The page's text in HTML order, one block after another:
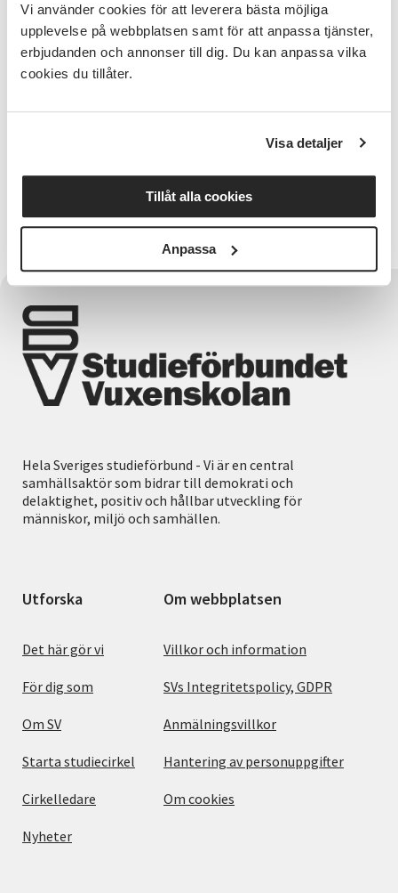
Vi använder cookies för att leverera bästa möjliga
upplevelse på webbplatsen samt för att anpassa tjänster,
erbjudanden och annonser till dig. Du kan anpassa vilka
cookies du tillåter.
Visa detaljer
Tillåt alla cookies
Anpassa
Kenny Lundström
Läs mer om Kenny
Relaterade länkar
Mer info och anmälan finner ni här
Hela Sveriges studieförbund - Vi är en central
samhällsaktör som bidrar till demokrati och
delaktighet, positiv och hållbar utveckling för
människor, miljö och samhällen.
Utforska
Det här gör vi
För dig som
Om SV
Starta studiecirkel
Cirkelledare
Nyheter
Om webbplatsen
Villkor och information
SVs Integritetspolicy, GDPR
Anmälningsvillkor
Hantering av personuppgifter
Om cookies